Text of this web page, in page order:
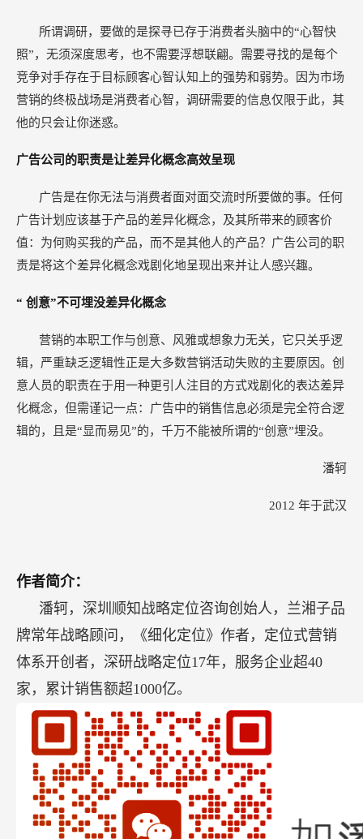
所谓调研，要做的是探寻已存于消费者头脑中的“心智快
照”，无须深度思考，也不需要浮想联翩。需要寻找的是每个
竞争对手存在于目标顾客心智认知上的强势和弱势。因为市场
营销的终极战场是消费者心智，调研需要的信息仅限于此，其
他的只会让你迷惑。
广告公司的职责是让差异化概念高效呈现
广告是在你无法与消费者面对面交流时所要做的事。任何
广告计划应该基于产品的差异化概念，及其所带来的顾客价
值：为何购买我的产品，而不是其他人的产品？广告公司的职
责是将这个差异化概念戏剧化地呈现出来并让人感兴趣。
“ 创意”不可埋没差异化概念
营销的本职工作与创意、风雅或想象力无关，它只关乎逻
辑，严重缺乏逻辑性正是大多数营销活动失败的主要原因。创
意人员的职责在于用一种更引人注目的方式戏剧化的表达差异
化概念，但需谨记一点：广告中的销售信息必须是完全符合逻
辑的，且是“显而易见”的，千万不能被所谓的“创意”埋没。
潘轲
2012 年于武汉
作者简介：
潘轲，深圳顺知战略定位咨询创始人，兰湘子品
牌常年战略顾问，《细化定位》作者，定位式营销
体系开创者，深研战略定位17年，服务企业超40
家，累计销售额超1000亿。